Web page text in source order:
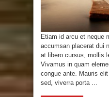
Etiam id arcu et neque
accumsan placerat dui
at libero cursus, mollis
Vivamus in quam
congue ante. Mauris
sed, viverra porta ...